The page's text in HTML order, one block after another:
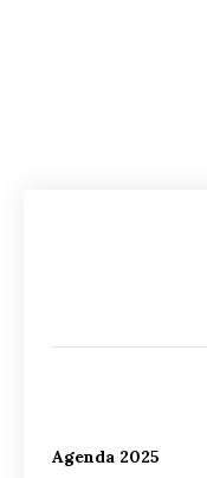
Agenda 2025